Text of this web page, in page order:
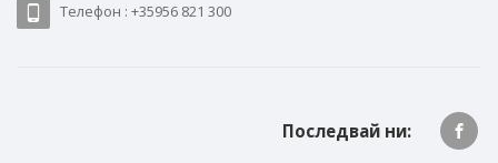
Телефон : +35956 821 300
Последвай ни: